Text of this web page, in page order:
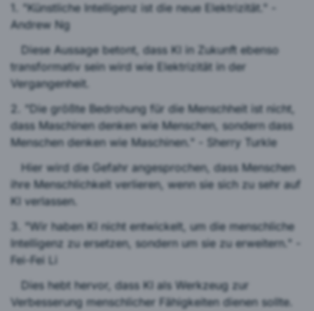
1. "Künstliche Intelligenz ist die neue Elektrizität." -
Andrew Ng
Diese Aussage betont, dass KI in Zukunft ebenso
transformativ sein wird wie Elektrizität in der
Vergangenheit.
2. "Die größte Bedrohung für die Menschheit ist nicht,
dass Maschinen denken wie Menschen, sondern dass
Menschen denken wie Maschinen." - Sherry Turkle
Hier wird die Gefahr angesprochen, dass Menschen
ihre Menschlichkeit verlieren, wenn sie sich zu sehr auf
KI verlassen.
3. "Wir haben KI nicht entwickelt, um die menschliche
Intelligenz zu ersetzen, sondern um sie zu erweitern." -
Fei-Fei Li
Dies hebt hervor, dass KI als Werkzeug zur
Verbesserung menschlicher Fähigkeiten dienen sollte.